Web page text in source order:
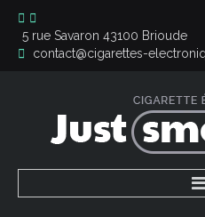
5 rue Savaron 43100 Brioude
contact@cigarettes-